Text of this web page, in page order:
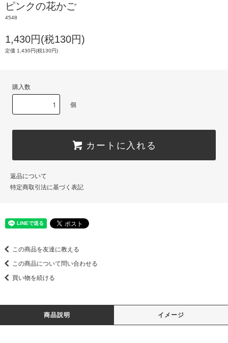
ピンクの花かご
4548
1,430円(税130円)
定価 1,430円(税130円)
購入数
個
カートに入れる
返品について
特定商取引法に基づく表記
この商品を友達に教える
この商品について問い合わせる
買い物を続ける
商品説明 イメージ